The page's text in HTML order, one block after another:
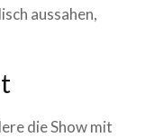
aussahen,
die Show mit